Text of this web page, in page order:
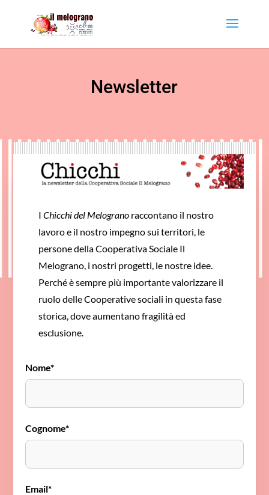
Newsletter
IChicchi del Melograno raccontano il nostro
lavoro e il nostro impegno sui territori, le
persone della Cooperativa Sociale Il
Melograno, i nostri progetti, le nostre idee.
Perché è sempre più importante valorizzare il
ruolo delle Cooperative sociali in questa fase
storica, dove aumentano fragilità ed
esclusione.
Nome*
Cognome*
Email*